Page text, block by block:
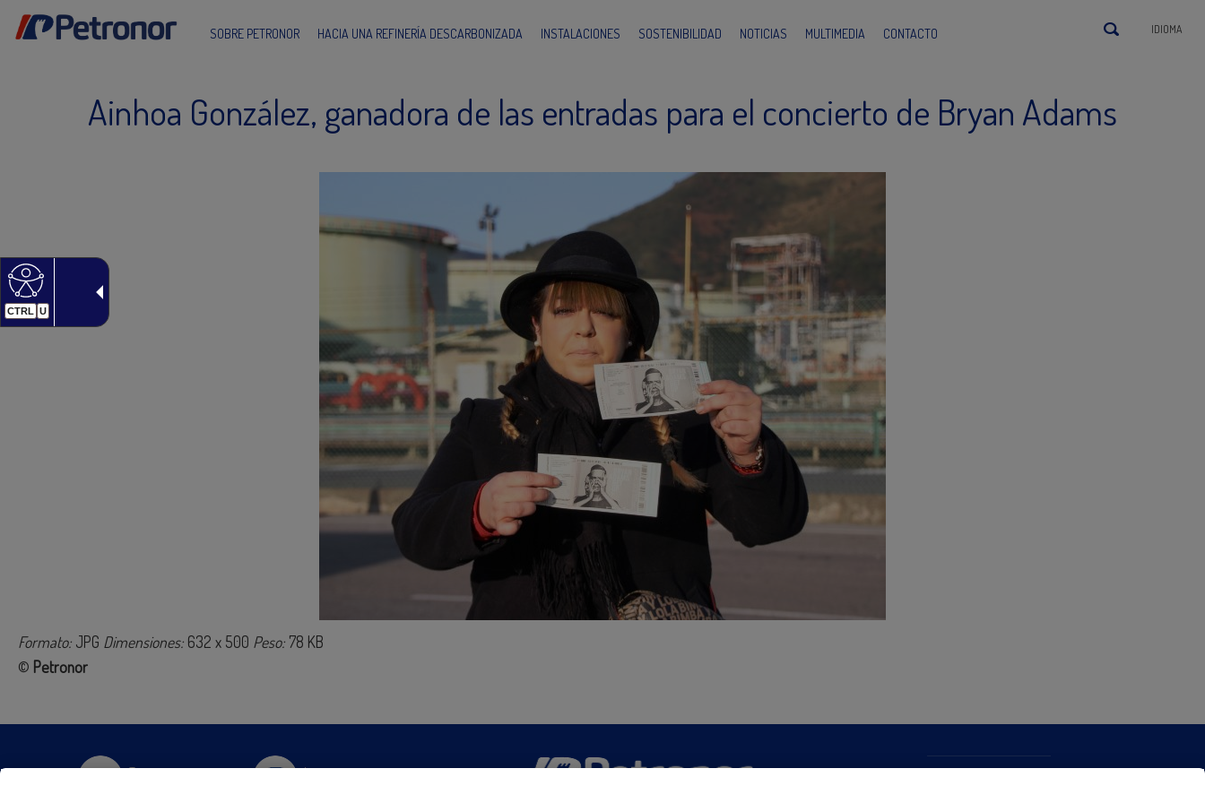
CTRL U
SOBRE PETRONOR HACIA UNA REFINERÍA DESCARBONIZADA INSTALACIONES SOSTENIBILIDAD NOTICIAS MULTIMEDIA CONTACTO IDIOMA
Ainhoa González, ganadora de las entradas para el concierto de Bryan Adams
Formato: JPG Dimensiones: 632 x 500 Peso: 78 KB
© Petronor
Twitter Instagram